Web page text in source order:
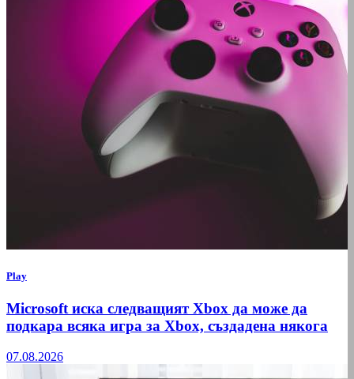
Play
Microsoft иска следващият Xbox да може да
подкара всяка игра за Xbox, създадена някога
07.08.2026